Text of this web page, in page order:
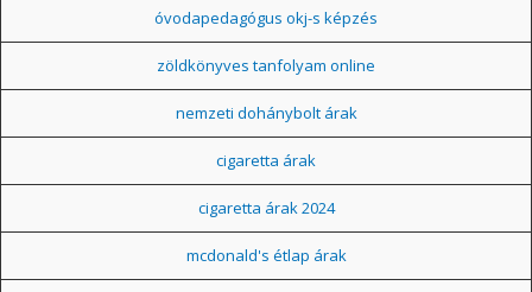
óvodapedagógus okj-s képzés
zöldkönyves tanfolyam online
nemzeti dohánybolt árak
cigaretta árak
cigaretta árak 2024
mcdonald's étlap árak